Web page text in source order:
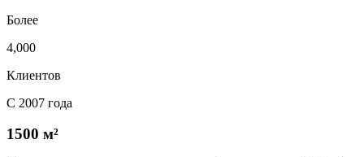
Более
4,000
Клиентов
С 2007 года
1500 м²